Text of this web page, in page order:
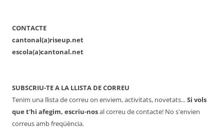
CONTACTE
cantonal(a)riseup.net
escola(a)cantonal.net
SUBSCRIU-TE A LA LLISTA DE CORREU
Tenim una llista de correu on enviem, activitats, novetats...Si vols
que t'hi afegim, escriu-nosal correu de contacte! No s'envien
correus amb freqüència.